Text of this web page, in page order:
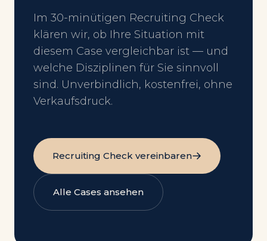
Im 30-minütigen Recruiting Check
klären wir, ob Ihre Situation mit
diesem Case vergleichbar ist — und
welche Disziplinen für Sie sinnvoll
sind. Unverbindlich, kostenfrei, ohne
Verkaufsdruck.
Recruiting Check vereinbaren
Alle Cases ansehen